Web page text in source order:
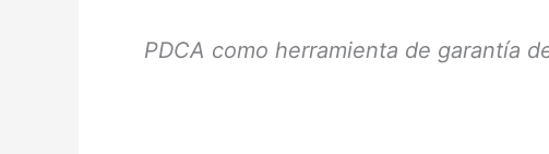
PDCA como herramienta de garantía